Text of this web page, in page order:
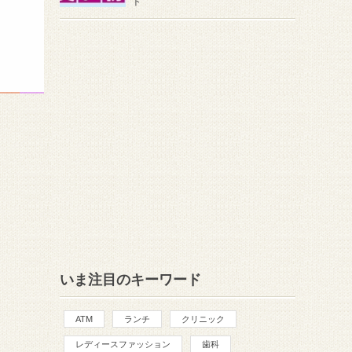
いま注目のキーワード
ATM ランチ クリニック
レディースファッション 歯科